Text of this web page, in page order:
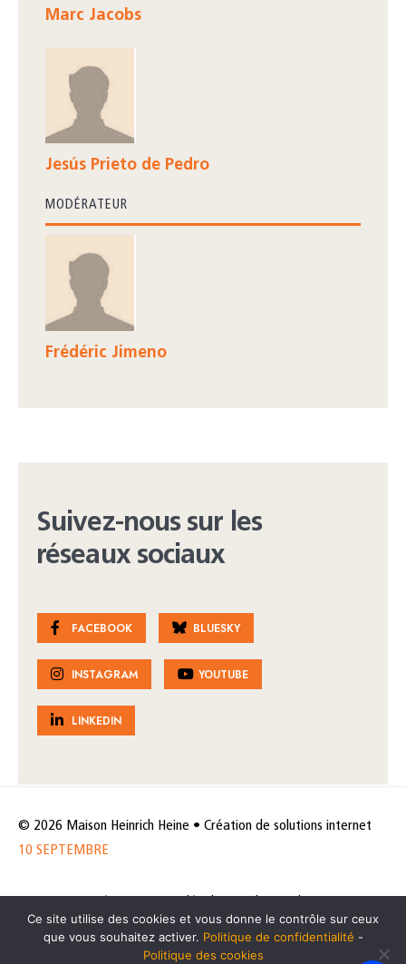
Marc Jacobs
Jesús Prieto de Pedro
MODÉRATEUR
Frédéric Jimeno
Suivez-nous sur les
réseaux sociaux
FACEBOOK BLUESKY
INSTAGRAM YOUTUBE
LINKEDIN
© 2026 Maison Heinrich Heine • Création de solutions internet
10 SEPTEMBRE
de données
Politique des cookies
Ce site utilise des cookies et vous donne le contrôle sur ceux
que vous souhaitez activer. Politique de confidentialité -
Politique des cookies